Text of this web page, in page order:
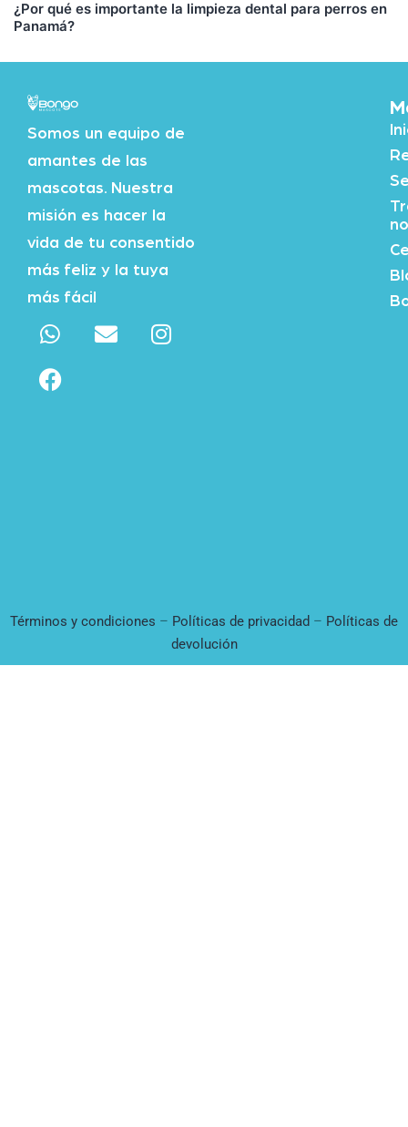
¿Por qué es importante la limpieza dental para perros en
Panamá?
Somos un equipo de
amantes de las
mascotas. Nuestra
misión es hacer la
vida de tu consentido
más feliz y la tuya
más fácil
Términos y condiciones – Políticas de privacidad – Políticas de
devolución